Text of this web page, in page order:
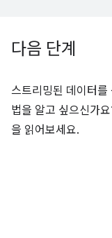
다음 단계
스트리밍된 데이터
법을 알고 싶으신가
을 읽어보세요.